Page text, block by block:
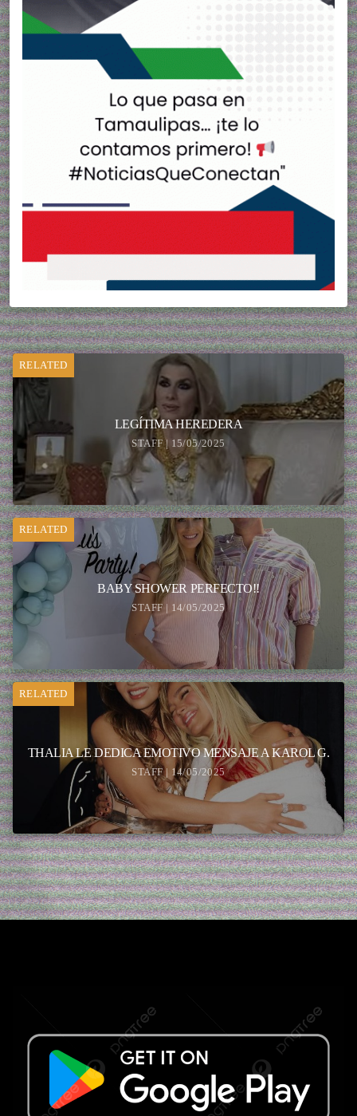
RELATED
LEGÍTIMA HEREDERA
STAFF | 15/05/2025
RELATED
BABY SHOWER PERFECTO!!
STAFF | 14/05/2025
RELATED
THALIA LE DEDICA EMOTIVO MENSAJE A KAROL G.
STAFF | 14/05/2025